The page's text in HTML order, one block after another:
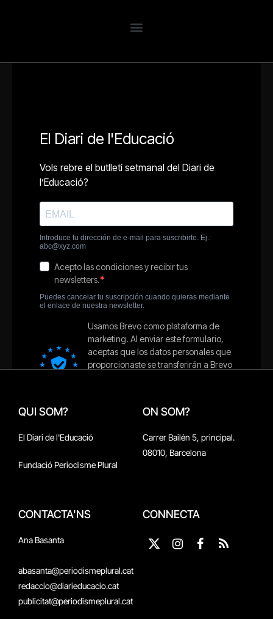
QUI SOM?
El Diari de l'Educació
Fundació Periodisme Plural
ON SOM?
Carrer Bailén 5, principal.
08010, Barcelona
CONTACTA'NS
Ana Basanta
abasanta@periodismeplural.cat
redaccio@diarieducacio.cat
publicitat@periodismeplural.cat
CONNECTA
X
InstagramFacebook
RSS